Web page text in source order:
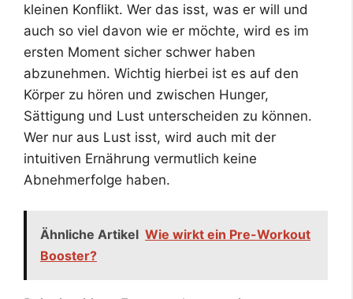
kleinen Konflikt. Wer das isst, was er will und
auch so viel davon wie er möchte, wird es im
ersten Moment sicher schwer haben
abzunehmen. Wichtig hierbei ist es auf den
Körper zu hören und zwischen Hunger,
Sättigung und Lust unterscheiden zu können.
Wer nur aus Lust isst, wird auch mit der
intuitiven Ernährung vermutlich keine
Abnehmerfolge haben.
Ähnliche Artikel Wie wirkt ein Pre-Workout
Booster?